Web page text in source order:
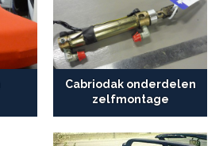
Cabriodak onderdelen
zelfmontage